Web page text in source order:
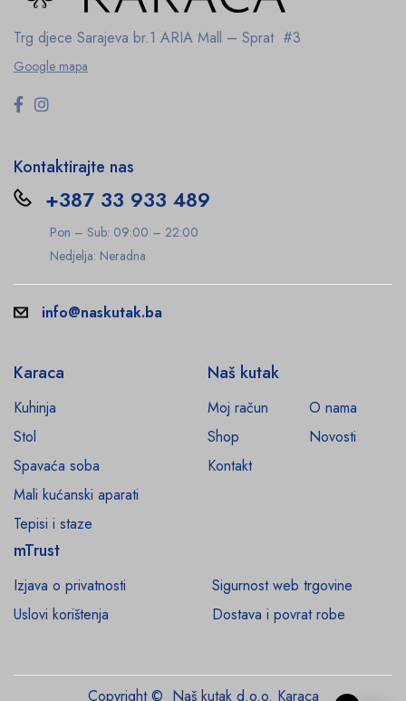
Trg djece Sarajeva br.1 ARIA Mall – Sprat #3
Google mapa
Kontaktirajte nas
+387 33 933 489
Pon – Sub: 09:00 – 22:00
Nedjelja: Neradna
info@naskutak.ba
Karaca
Kuhinja
Stol
Spavaća soba
Mali kućanski aparati
Tepisi i staze
Naš kutak
Moj račun
O nama
Shop
Novosti
Kontakt
mTrust
Izjava o privatnosti
Sigurnost web trgovine
Uslovi korištenja
Dostava i povrat robe
Copyright © Naš kutak d.o.o. Karaca